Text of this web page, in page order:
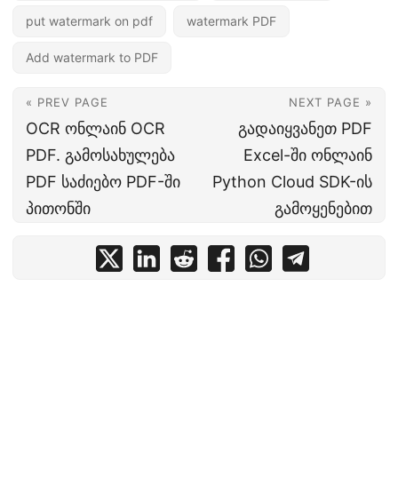
put watermark on pdf watermark PDF
Add watermark to PDF
« PREV PAGE
OCR ონლაინ OCR
PDF. გამოსახულება
PDF საძიებო PDF-ში
პითონში
NEXT PAGE »
გადაიყვანეთ PDF
Excel-ში ონლაინ
Python Cloud SDK-ის
გამოყენებით